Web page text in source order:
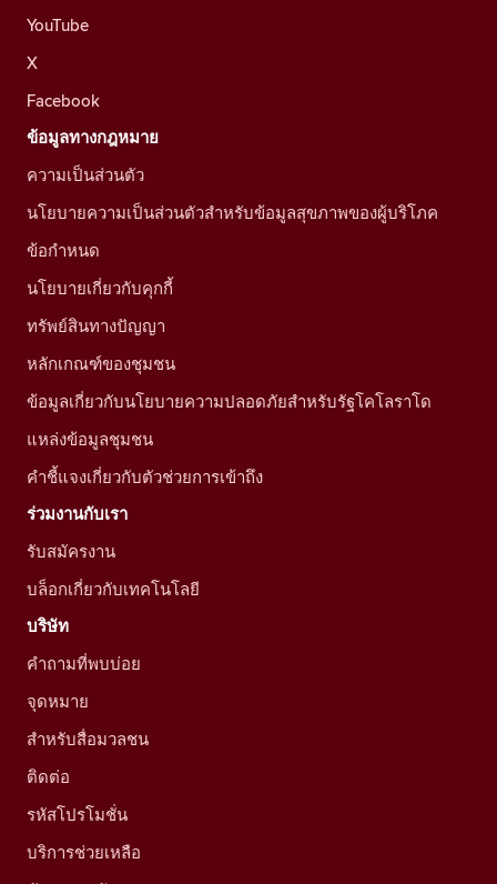
YouTube
X
Facebook
ข้อมูลทางกฎหมาย
ความเป็นส่วนตัว
นโยบายความเป็นส่วนตัวสำหรับข้อมูลสุขภาพของผู้บริโภค
ข้อกำหนด
นโยบายเกี่ยวกับคุกกี้
ทรัพย์สินทางปัญญา
หลักเกณฑ์ของชุมชน
ข้อมูลเกี่ยวกับนโยบายความปลอดภัยสำหรับรัฐโคโลราโด
แหล่งข้อมูลชุมชน
คำชี้แจงเกี่ยวกับตัวช่วยการเข้าถึง
ร่วมงานกับเรา
รับสมัครงาน
บล็อกเกี่ยวกับเทคโนโลยี
บริษัท
คำถามที่พบบ่อย
จุดหมาย
สำหรับสื่อมวลชน
ติดต่อ
รหัสโปรโมชั่น
บริการช่วยเหลือ